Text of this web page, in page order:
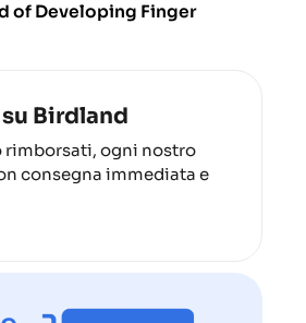
of Developing Finger
Birdland
rimborsati, ogni nostro
consegna immediata e